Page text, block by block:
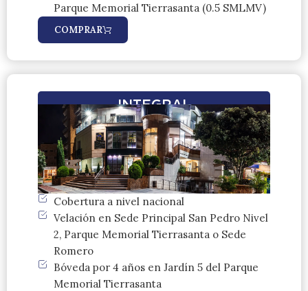
Parque Memorial Tierrasanta (0.5 SMLMV)
COMPRAR
INTEGRAL
Cobertura a nivel nacional
Velación en Sede Principal San Pedro Nivel
2, Parque Memorial Tierrasanta o Sede
Romero
Bóveda por 4 años en Jardín 5 del Parque
Memorial Tierrasanta